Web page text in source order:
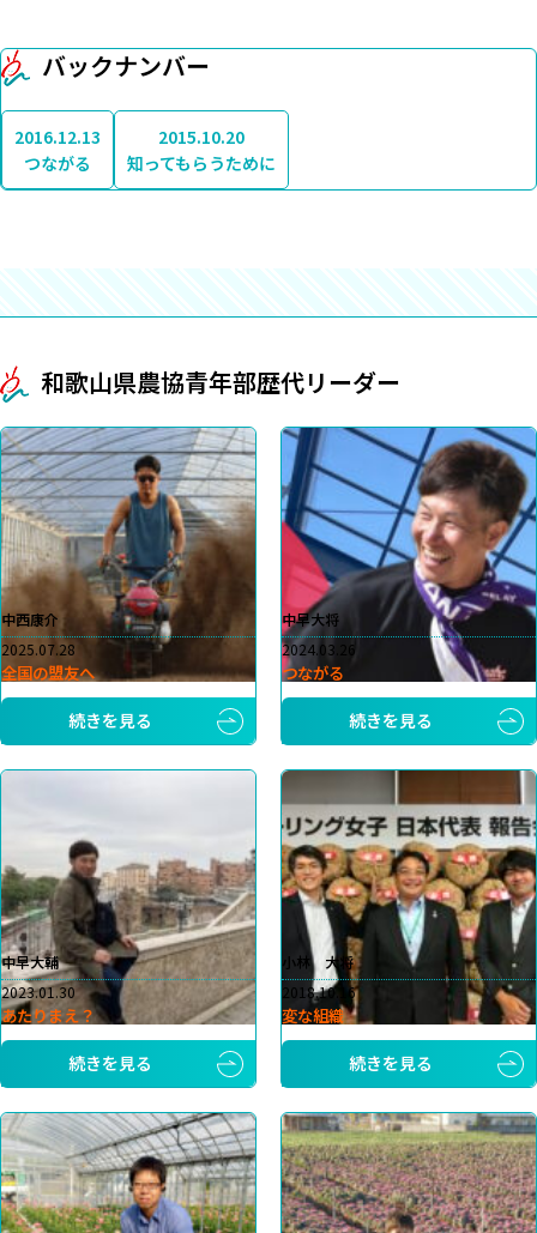
バックナンバー
2016.12.13
つながる
2015.10.20
知ってもらうために
和歌山県農協青年部歴代リーダー
中西康介
2025.07.28
全国の盟友へ
続きを見る
中早大将
2024.03.26
つながる
続きを見る
中早大輔
2023.01.30
あたりまえ？
続きを見る
小林 大将
2018.10.16
変な組織
続きを見る